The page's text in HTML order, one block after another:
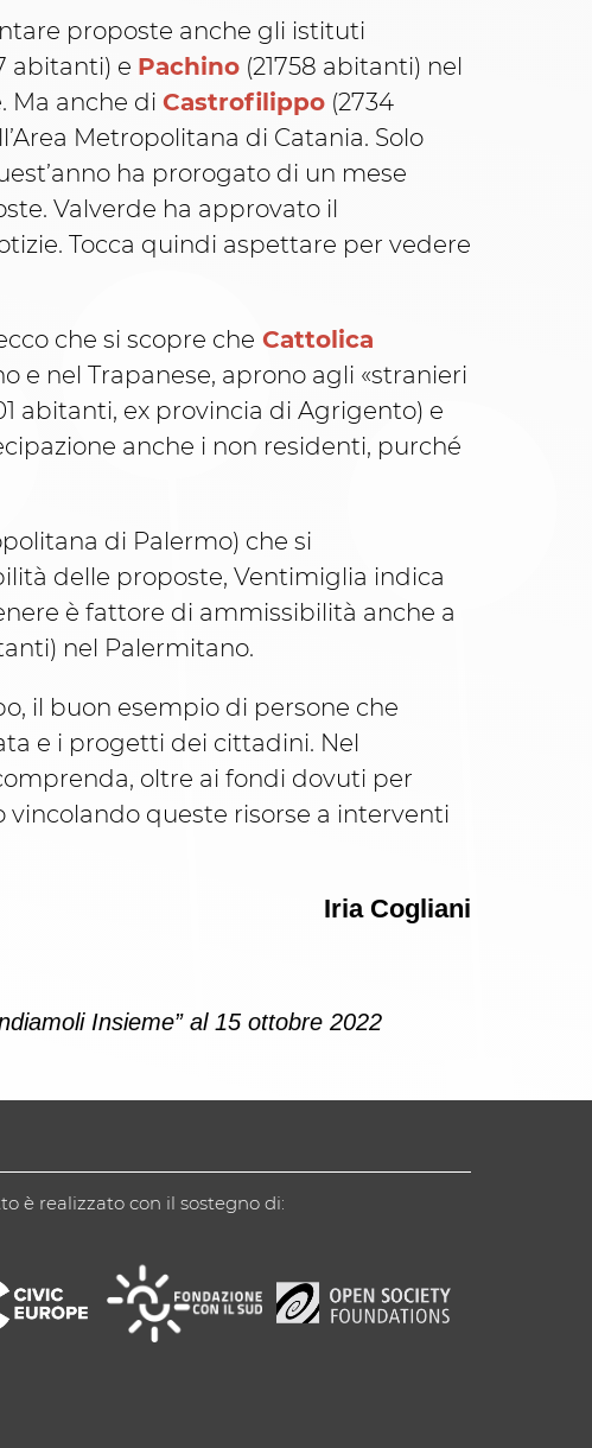
proposte anche gli istituti
abitanti) e Pachino (21758 abitanti) nel
Ma anche di Castrofilippo (2734
Metropolitana di Catania. Solo
ha prorogato di un mese
Valverde ha approvato il
Tocca quindi aspettare per vedere
che si scopre che Cattolica
e nel Trapanese, aprono agli «stranieri
abitanti, ex provincia di Agrigento) e
anche i non residenti, purché
di Palermo) che si
delle proposte, Ventimiglia indica
è fattore di ammissibilità anche a
nel Palermitano.
il buon esempio di persone che
e i progetti dei cittadini. Nel
oltre ai fondi dovuti per
vincolando queste risorse a interventi
Iria Cogliani
Insieme” al 15 ottobre 2022
è realizzato con il sostegno di: